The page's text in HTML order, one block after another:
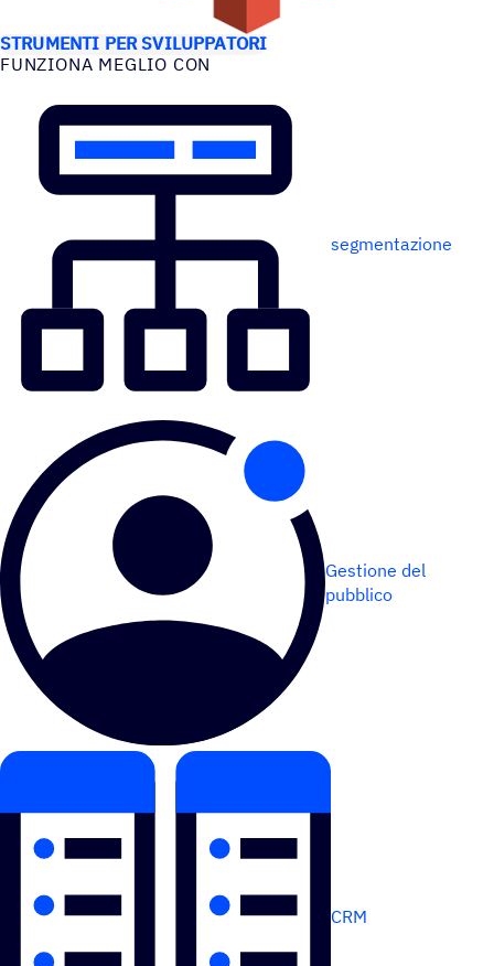
STRUMENTI PER SVILUPPATORI
FUNZIONA MEGLIO CON
segmentazione
Gestione del
pubblico
CRM